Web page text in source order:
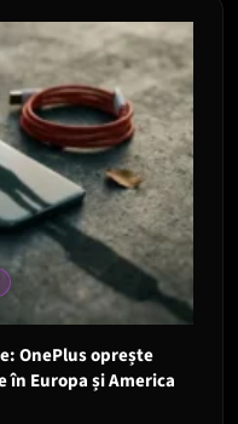
OnePlus oprește
în Europa și America